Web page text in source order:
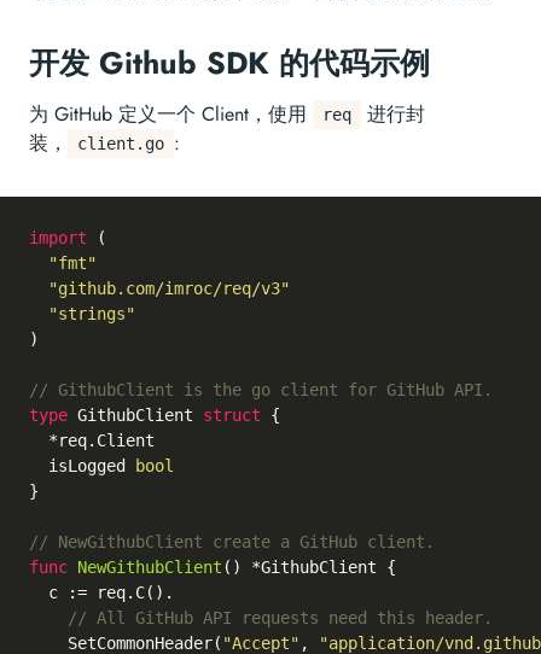
开发 Github SDK 的代码示例
为 GitHub 定义一个 Client，使用 req
进行封
装，
client.go :
import (
"fmt"
"github.com/imroc/req/v3"
"strings"
)
// GithubClient is the go client for GitHub API.
type GithubClient struct {
  *req.Client
  isLogged
bool
}
// NewGithubClient create a GitHub client.
func NewGithubClient ()
*GithubClient {
  c := req.C().
// All GitHub API requests need this header.
    SetCommonHeader(
"Accept" ,
"application/